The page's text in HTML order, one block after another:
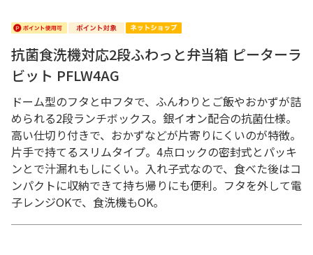
抗菌食洗機対応2段ふわっと弁当箱 ピーターラ
ビット PFLW4AG
ドーム型のフタと中フタで、ふんわりとご飯やおかずが詰
められる2段ランチボックス。銀イオン配合の抗菌仕様。
高い仕切り付きで、おかずなどが片寄りにくいのが特徴。
片手で持てるスリムタイプ。4点ロックの密封式とパッキ
ンとで汁漏れもしにくい。入れ子式なので、食べた後はコ
ンパクトに収納できて持ち帰りにも便利。フタを外して電
子レンジOKで、食洗機もOK。